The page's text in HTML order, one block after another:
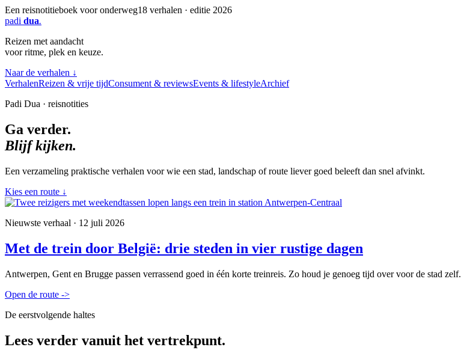
Een reisnotitieboek voor onderweg18 verhalen · editie 2026
padi dua.
Reizen met aandacht
voor ritme, plek en keuze.
Naar de verhalen ↓
VerhalenReizen & vrije tijdConsument & reviewsEvents & lifestyleArchief
Padi Dua · reisnotities
Ga verder.
Blijf kijken.
Een verzameling praktische verhalen voor wie een stad, landschap of route liever goed beleeft dan snel afvinkt.
Kies een route ↓
Nieuwste verhaal · 12 juli 2026
Met de trein door België: drie steden in vier rustige dagen
Antwerpen, Gent en Brugge passen verrassend goed in één korte treinreis. Zo houd je genoeg tijd over voor de stad zelf.
Open de route ->
De eerstvolgende haltes
Lees verder vanuit het vertrekpunt.